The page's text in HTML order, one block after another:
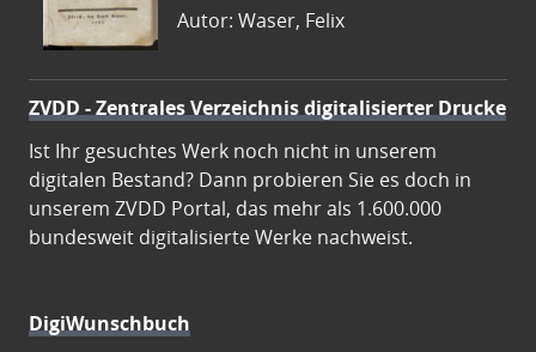
Autor: Waser, Felix
ZVDD - Zentrales Verzeichnis digitalisierter Drucke
Ist Ihr gesuchtes Werk noch nicht in unserem
digitalen Bestand? Dann probieren Sie es doch in
unserem ZVDD Portal, das mehr als 1.600.000
bundesweit digitalisierte Werke nachweist.
DigiWunschbuch